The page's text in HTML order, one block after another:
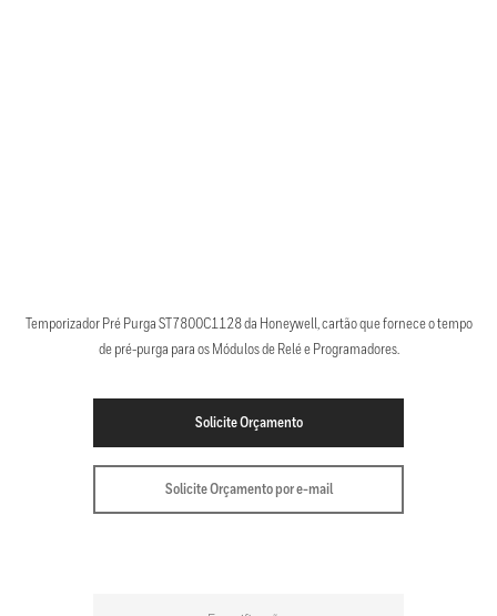
Temporizador Pré Purga ST7800C1128 da Honeywell, cartão que fornece o tempo
de pré-purga para os Módulos de Relé e Programadores.
Solicite Orçamento
Solicite Orçamento por e-mail